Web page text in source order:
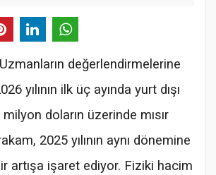
Uzmanların değerlendirmelerine
yılının ilk üç ayında yurt dışı
doların üzerinde mısır
2025 yılının aynı dönemine
artışa işaret ediyor. Fiziki hacim